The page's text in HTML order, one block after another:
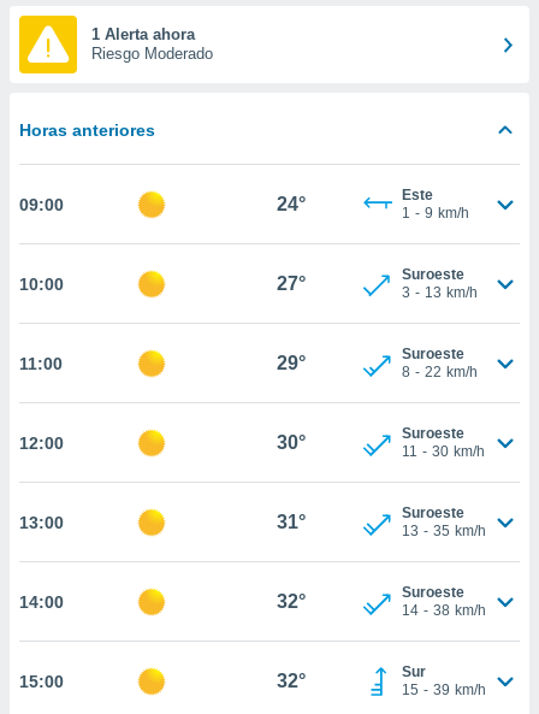
digital
basada
seguir
a la
todas
nuestros
análisis
así como
en
CONFIGURACIÓN
1 Alerta ahora
Riesgo Moderado
Horas anteriores
09:00 24°
Este
1 - 9 km/h
10:00 27°
Suroeste
3 - 13 km/h
11:00 29°
Suroeste
8 - 22 km/h
12:00 30°
Suroeste
11 - 30 km/h
13:00 31°
Suroeste
13 - 35 km/h
14:00 32°
Suroeste
14 - 38 km/h
15:00 32°
Sur
15 - 39 km/h